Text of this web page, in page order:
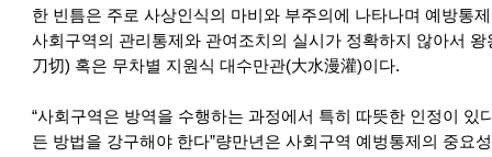
한 빈틈은 주로 사상인식의 마비와 부주의에 나타나며 예방통
사회구역의 관리통제와 관여조치의 실시가 정확하지 않아서
刀切) 혹은 무차별 지원식 대수만관(大水漫灌)이다.
“사회구역은 방역을 수행하는 과정에서 특히 따뜻한 인정이 있
든 방법을 강구해야 한다”량만년은 사회구역 예벙통제의 중요